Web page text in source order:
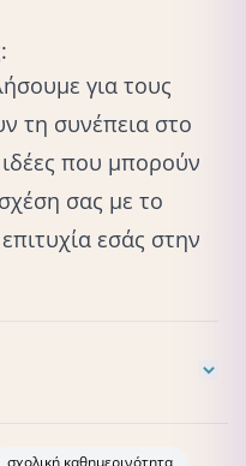
για τους
τη συνέπεια στο
ιδέες που μπορούν
σας με το
εσάς στην
Winnicott στη νέα
σχολική καθημερινότητα